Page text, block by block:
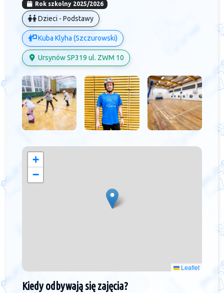
Rok szkolny 2025/2026
Dzieci - Podstawy
Kuba Klyha (Szczurowski)
Ursynów SP319 ul. ZWM 10
+
−
Leaflet
Kiedy odbywają się zajęcia?